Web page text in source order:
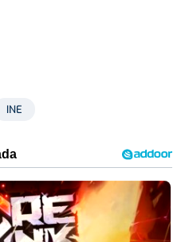
INE